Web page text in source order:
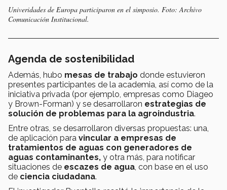
Univeridades de Europa participaron en el simposio. Foto: Archivo
Comunicación Institucional.
Agenda de sostenibilidad
Además, hubo mesas de trabajo donde estuvieron
presentes participantes de la academia, así como de la
iniciativa privada (por ejemplo, empresas como Diageo
y Brown-Forman) y se desarrollaron estrategias de
solución de problemas para la agroindustria.
Entre otras, se desarrollaron diversas propuestas: una,
de aplicación para vincular a empresas de
tratamientos de aguas con generadores de
aguas contaminantes, y otra más, para notificar
situaciones de escazes de agua, con base en el uso
de ciencia ciudadana.